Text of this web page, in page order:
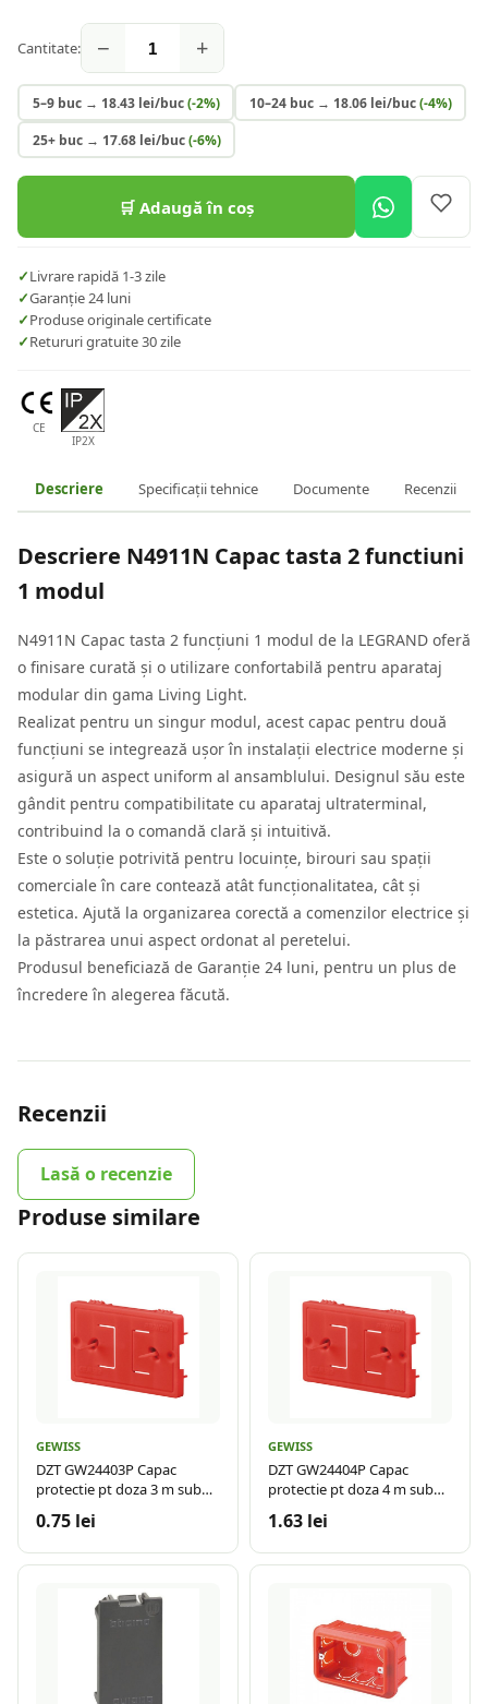
Cantitate: − +
5–9 buc→ 18.43lei/buc(-2%) 10–24 buc→ 18.06lei/buc(-4%)
25+ buc→ 17.68lei/buc(-6%)
🛒 Adaugă în coș
✓Livrare rapidă 1-3 zile
✓Garanție 24 luni
✓Produse originale certificate
✓Retururi gratuite 30 zile
CE
IP2X
Descriere Specificații tehnice Documente Recenzii
Descriere N4911N Capac tasta 2 functiuni
1 modul
N4911N Capac tasta 2 funcțiuni 1 modul de la LEGRAND oferă
o finisare curată și o utilizare confortabilă pentru aparataj
modular din gama Living Light.
Realizat pentru un singur modul, acest capac pentru două
funcțiuni se integrează ușor în instalații electrice moderne și
asigură un aspect uniform al ansamblului. Designul său este
gândit pentru compatibilitate cu aparataj ultraterminal,
contribuind la o comandă clară și intuitivă.
Este o soluție potrivită pentru locuințe, birouri sau spații
comerciale în care contează atât funcționalitatea, cât și
estetica. Ajută la organizarea corectă a comenzilor electrice și
la păstrarea unui aspect ordonat al peretelui.
Produsul beneficiază de Garanție 24 luni, pentru un plus de
încredere în alegerea făcută.
Recenzii
Lasă o recenzie
Produse similare
GEWISS
DZT GW24403P Capac
protectie pt doza 3 m sub
0.75 lei
GEWISS
DZT GW24404P Capac
protectie pt doza 4 m sub
1.63 lei